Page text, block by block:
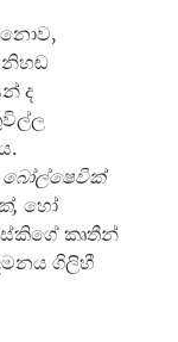
නොව,
නිහඬ
ද
බෝල්ෂෙවික්
හෝ
කෘතීන්
ගිලිහී